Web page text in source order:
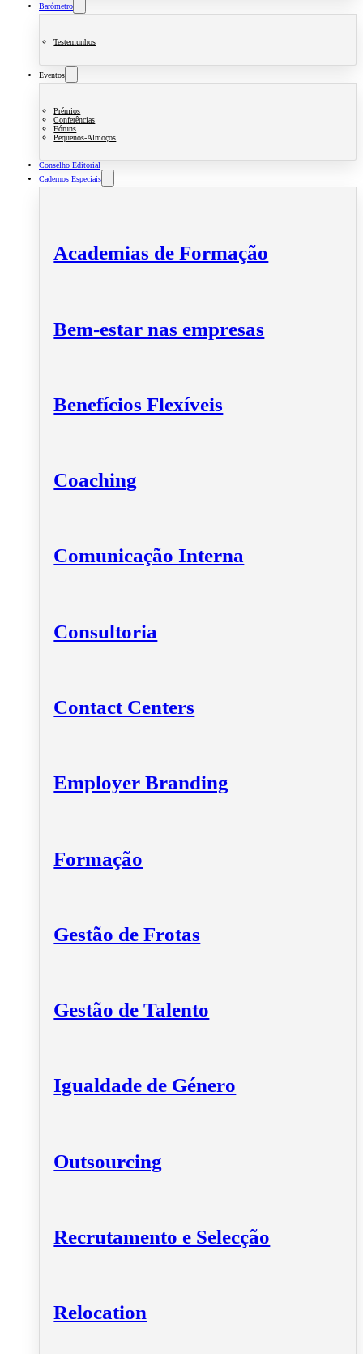
Barómetro
Testemunhos
Eventos
Prémios
Conferências
Fóruns
Pequenos-Almoços
Conselho Editorial
Cadernos Especiais
Academias de Formação
Bem-estar nas empresas
Benefícios Flexíveis
Coaching
Comunicação Interna
Consultoria
Contact Centers
Employer Branding
Formação
Gestão de Frotas
Gestão de Talento
Igualdade de Género
Outsourcing
Recrutamento e Selecção
Relocation